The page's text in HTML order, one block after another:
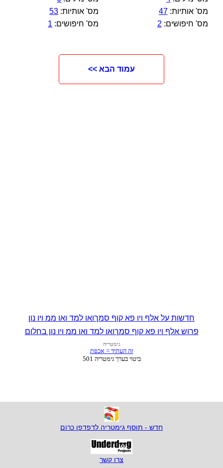
מס' אותיות:47
מס' חיפושים: 2
מס' אותיות: 53
מס' חיפושים: 1
עמוד הבא >>
חדשות על אלף ויו פא קוף סמךואו למד ואו ממ ויו נון
פרוש אלף ויו פא קוף סמךואו למד ואו ממ ויו נון בחלום
חדש - תוסף גימטריה לדפדפן כרום
צרו קשר